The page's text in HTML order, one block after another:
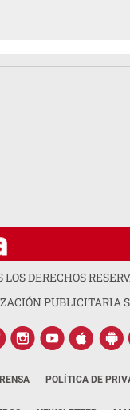
DERECHOS
PUBLICITARIA
POLÍTICA DE